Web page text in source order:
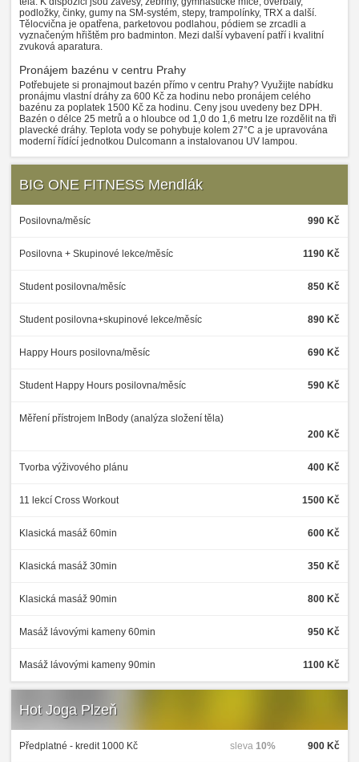
podložky, činky, gumy na SM-systém, stepy, trampolínky, TRX a další.
Tělocvična je opatřena, parketovou podlahou, pódiem se zrcadli a
vyznačeným hřištěm pro badminton. Mezi další vybavení patří i kvalitní
zvuková aparatura.
Pronájem bazénu v centru Prahy
Potřebujete si pronajmout bazén přímo v centru Prahy? Využijte nabídku
pronájmu vlastní dráhy za 600 Kč za hodinu nebo pronájem celého
bazénu za poplatek 1500 Kč za hodinu. Ceny jsou uvedeny bez DPH.
Bazén o délce 25 metrů a o hloubce od 1,0 do 1,6 metru lze rozdělit na tři
plavecké dráhy. Teplota vody se pohybuje kolem 27°C a je upravována
moderní řídící jednotkou Dulcomann a instalovanou UV lampou.
BIG ONE FITNESS Mendlák
Posilovna/měsíc 990 Kč
Posilovna + Skupinové lekce/měsíc 1190 Kč
Student posilovna/měsíc 850 Kč
Student posilovna+skupinové lekce/měsíc 890 Kč
Happy Hours posilovna/měsíc 690 Kč
Student Happy Hours posilovna/měsíc 590 Kč
Měření přístrojem InBody (analýza složení těla)
200 Kč
Tvorba výživového plánu 400 Kč
11 lekcí Cross Workout 1500 Kč
Klasická masáž 60min 600 Kč
Klasická masáž 30min 350 Kč
Klasická masáž 90min 800 Kč
Masáž lávovými kameny 60min 950 Kč
Masáž lávovými kameny 90min 1100 Kč
Hot Joga Plzeň
Předplatné - kredit 1000 Kč 900 Kč
sleva 10%